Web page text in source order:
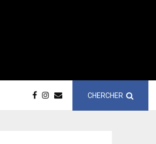
CHERCHER